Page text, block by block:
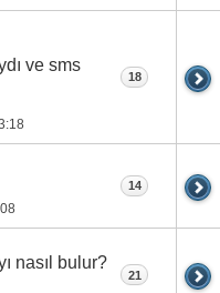
ve sms
18
14
nasıl bulur?
21